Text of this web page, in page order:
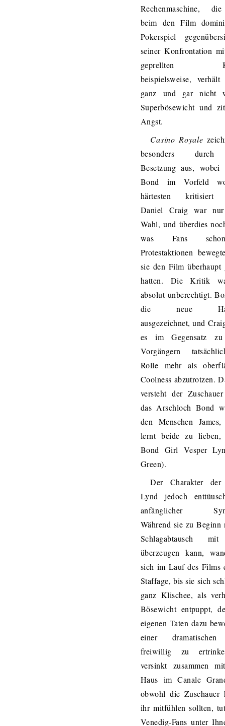
Rechenmaschine,
beim den Film
Pokerspiel
seiner Konfrontation
geprellten
beispielsweise,
ganz und gar nicht
Superbösewicht und
Angst.
Casino Royale
besonders durch
Besetzung aus, wobei
Bond im Vorfeld
härtesten kritisiert
Daniel Craig war
Wahl, und überdies
was Fans
Protestaktionen
sie den Film überhaupt
hatten. Die Kritik
absolut unberechtigt.
die neue
ausgezeichnet, und
es im Gegensatz zu
Vorgängern
Rolle mehr als
Coolness abzutrotzen.
versteht der
das Arschloch Bond
den Menschen
lernt beide zu
Bond Girl Vesper
Green).
Der Charakter der
Lynd jedoch
anfänglicher
Während sie zu Beginn
Schlagabtausch
überzeugen kann,
sich im Lauf des Films
Staffage, bis sie sich
ganz Klischee, als
Bösewicht entpuppt,
eigenen Taten dazu
einer dramatischen
freiwillig zu
versinkt zusammen
Haus im Canale
obwohl die Zuschauer
ihr mitfühlen sollten,
Venedig-Fans unter